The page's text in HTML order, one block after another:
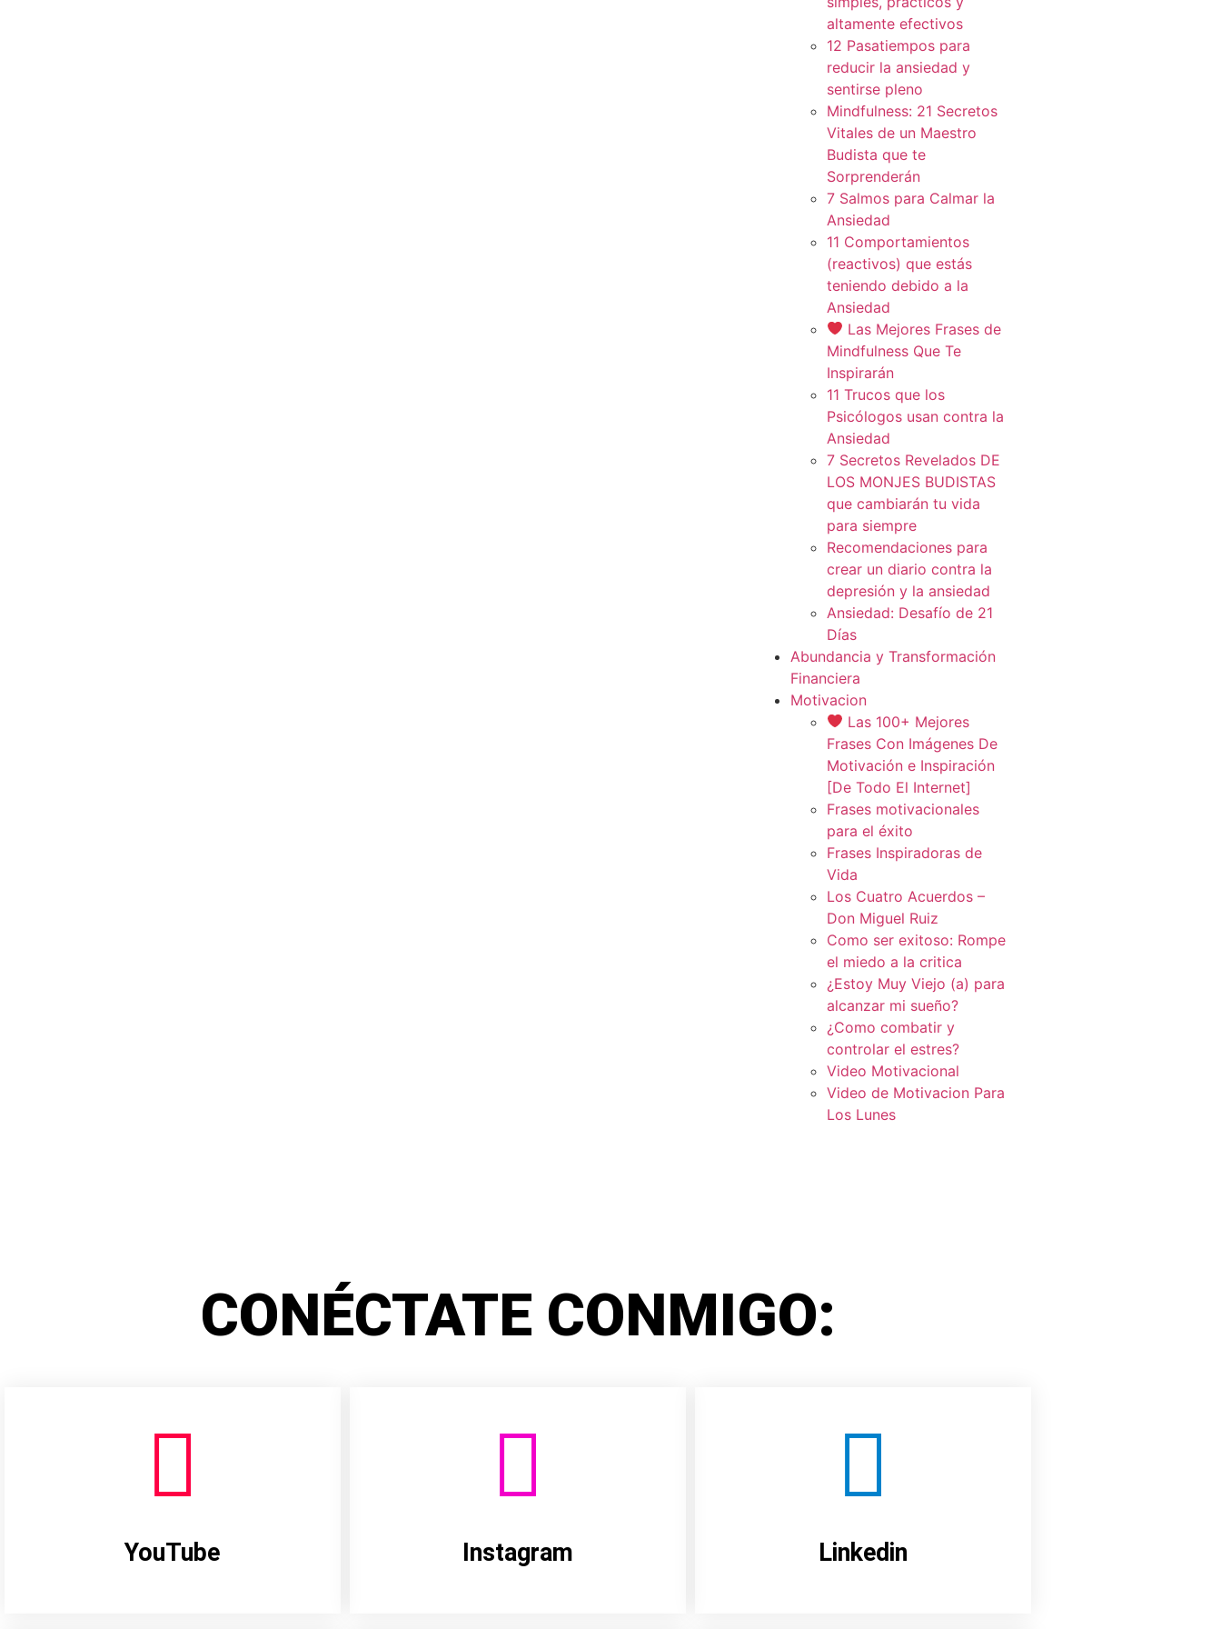
altamente efectivos
12 Pasatiempos para
reducir la ansiedad y
sentirse pleno
Mindfulness: 21 Secretos
Vitales de un Maestro
Budista que te
Sorprenderán
7 Salmos para Calmar la
Ansiedad
11 Comportamientos
(reactivos) que estás
teniendo debido a la
Ansiedad
Las Mejores Frases de
Mindfulness Que Te
Inspirarán
11 Trucos que los
Psicólogos usan contra la
Ansiedad
7 Secretos Revelados DE
LOS MONJES BUDISTAS
que cambiarán tu vida
para siempre
Recomendaciones para
crear un diario contra la
depresión y la ansiedad
Ansiedad: Desafío de 21
Días
Abundancia y Transformación
Financiera
Motivacion
Las 100+ Mejores
Frases Con Imágenes De
Motivación e Inspiración
[De Todo El Internet]
Frases motivacionales
para el éxito
Frases Inspiradoras de
Vida
Los Cuatro Acuerdos –
Don Miguel Ruiz
Como ser exitoso: Rompe
el miedo a la critica
¿Estoy Muy Viejo (a) para
alcanzar mi sueño?
¿Como combatir y
controlar el estres?
Video Motivacional
Video de Motivacion Para
Los Lunes
CONÉCTATE CONMIGO:
YouTube Instagram Linkedin